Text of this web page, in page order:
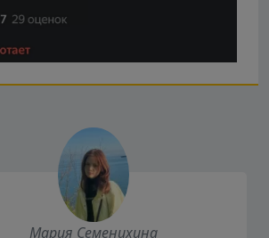
Мария Семенихина